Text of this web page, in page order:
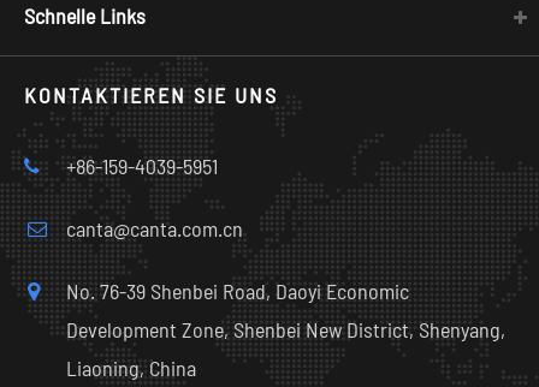
Schnelle Links
KONTAKTIEREN SIE UNS
+86-159-4039-5951
canta@canta.com.cn
No. 76-39 Shenbei Road, Daoyi Economic
Development Zone, Shenbei New District, Shenyang,
Liaoning, China